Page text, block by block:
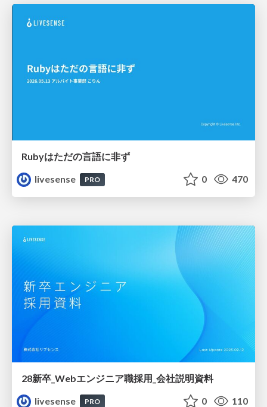
Rubyはただの⾔語に⾮ず
livesense
PRO 0 470
28新卒_Webエンジニア職採用_会社説明資料
livesense
PRO 0 110